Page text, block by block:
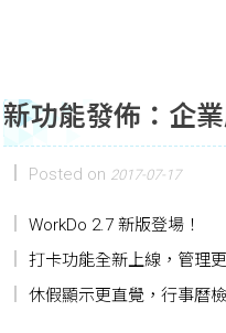
新功能發佈：企
Posted on 2017-07-17
WorkDo 2.7 新版登場！
打卡功能全新上線，管理
休假顯示更直覺，行事曆